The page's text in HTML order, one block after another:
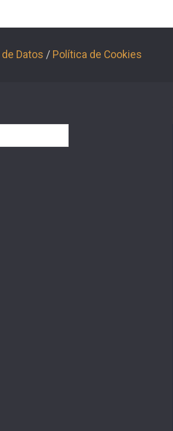
Datos / Política de Cookies